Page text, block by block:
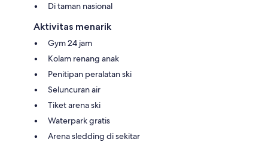
Di taman nasional
Aktivitas menarik
Gym 24 jam
Kolam renang anak
Penitipan peralatan ski
Seluncuran air
Tiket arena ski
Waterpark gratis
Arena sledding di sekitar